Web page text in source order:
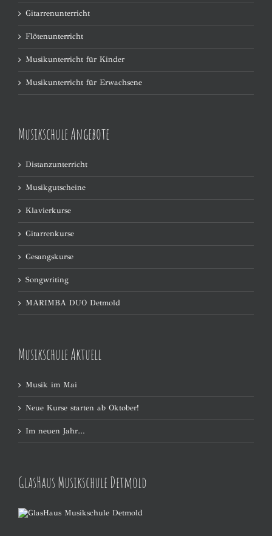
Gitarrenunterricht
Flötenunterricht
Musikunterricht für Kinder
Musikunterricht für Erwachsene
Musikschule Angebote
Distanzunterricht
Musikgutscheine
Klavierkurse
Gitarrenkurse
Gesangskurse
Songwriting
MARIMBA DUO Detmold
Musikschule Aktuell
Musik im Mai
Neue Kurse starten ab Oktober!
Im neuen Jahr…
GlasHaus Musikschule Detmold